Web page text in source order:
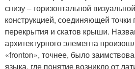
снизу – горизонтальной
конструкцией, соединяющей точки
перекрытия и скатов крыши.
архитектурного элемента
«fronton», точнее, было
языка, где понятие возникло от